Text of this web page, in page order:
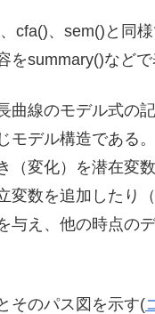
cfa()、sem()と同
summary()などで
曲線のモデル式の
デル構造である
（変化）を潜在変
変数を追加したり
与え、他の時点の
そのパス図を示す(